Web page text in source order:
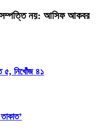
সম্পত্তি নয়: আসিফ আকবর
৫, নিখোঁজ ৪১